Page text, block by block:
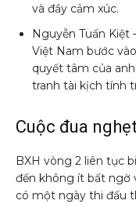
và đầy cảm xúc.
Nguyễn Tuấn Kiệt
Việt Nam bước
quyết tâm của
tranh tài kịch tính
Cuộc đua
BXH vòng 2 liên tục
đến không ít bất ngờ
có một ngày thi đấu